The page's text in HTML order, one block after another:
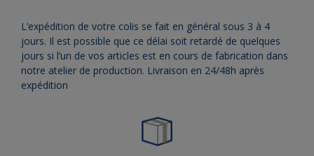
L’expédition de votre colis se fait en général sous 3 à 4
jours. Il est possible que ce délai soit retardé de quelques
jours si l’un de vos articles est en cours de fabrication dans
notre atelier de production. Livraison en 24/48h après
expédition